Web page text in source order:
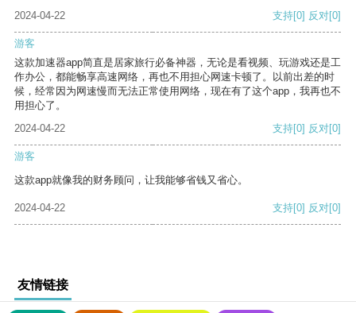
2024-04-22
支持[0] 反对[0]
游客
这款加速器app简直是居家旅行必备神器，无论是看视频、玩游戏还是工
作办公，都能畅享高速网络，再也不用担心网速卡顿了。以前出差的时
候，经常因为网速慢而无法正常使用网络，现在有了这个app，我再也不
用担心了。
2024-04-22
支持[0] 反对[0]
游客
这款app就像我的财务顾问，让我能够省钱又省心。
2024-04-22 支持[0] 反对[0]
友情链接